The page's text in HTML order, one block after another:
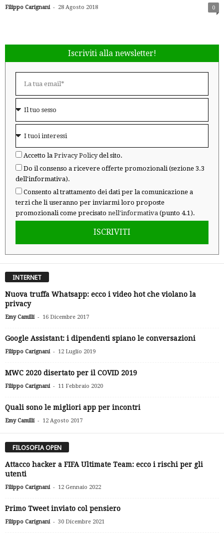
Filippo Carignani - 28 Agosto 2018 0
Iscriviti alla newsletter!
Accetto la Privacy Policydel sito.
Do il consenso a ricevere offerte promozionali (sezione 3.3
dell'informativa).
Consento al trattamento dei dati per la comunicazione a
terzi che li useranno per inviarmi loro proposte
promozionali come precisato nell'informativa (punto 4.1).
ISCRIVITI
INTERNET
Nuova truffa Whatsapp: ecco i video hot che violano la
privacy
Emy Camilli - 16 Dicembre 2017
Google Assistant: i dipendenti spiano le conversazioni
Filippo Carignani - 12 Luglio 2019
MWC 2020 disertato per il COVID 2019
Filippo Carignani - 11 Febbraio 2020
Quali sono le migliori app per incontri
Emy Camilli - 12 Agosto 2017
FILOSOFIA OPEN
Attacco hacker a FIFA Ultimate Team: ecco i rischi per gli
utenti
Filippo Carignani - 12 Gennaio 2022
Primo Tweet inviato col pensiero
Filippo Carignani - 30 Dicembre 2021